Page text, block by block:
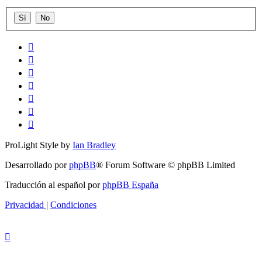
ProLight Style by Ian Bradley
Desarrollado porphpBB® Forum Software © phpBB Limited
Traducción al español porphpBB España
Privacidad | Condiciones